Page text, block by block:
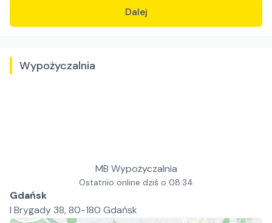
Dalej
Wypożyczalnia
MB Wypożyczalnia
Ostatnio online dziś o 08:34
Gdańsk
I Brygady 38, 80-180 Gdańsk